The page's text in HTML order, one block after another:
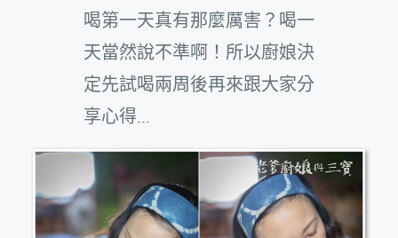
喝第一天真有那麼厲害？喝一
天當然說不準啊！所以廚娘決
定先試喝兩周後再來跟大家分
享心得…